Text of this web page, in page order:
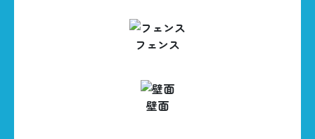
042-535-5707
フェンス
壁面